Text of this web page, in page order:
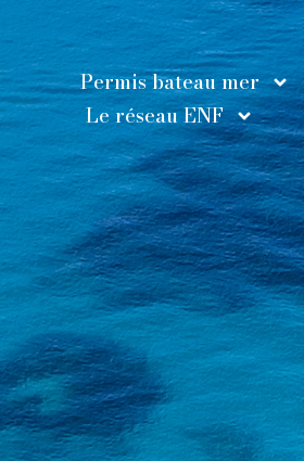
Permis bateau mer
Le réseau ENF